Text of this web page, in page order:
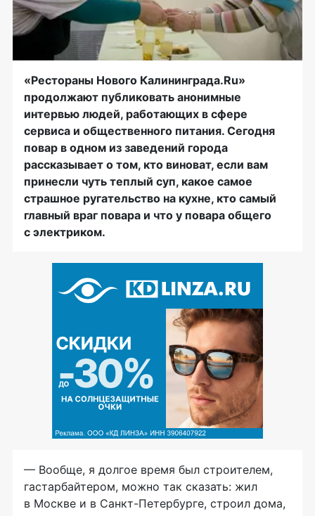
«Рестораны Нового Калининграда.Ru»
продолжают публиковать анонимные
интервью людей, работающих в сфере
сервиса и общественного питания. Сегодня
повар в одном из заведений города
рассказывает о том, кто виноват, если вам
принесли чуть теплый суп, какое самое
страшное ругательство на кухне, кто самый
главный враг повара и что у повара общего
с электриком.
— Вообще, я долгое время был строителем,
гастарбайтером, можно так сказать: жил
в Москве и в Санкт-Петербурге, строил дома,